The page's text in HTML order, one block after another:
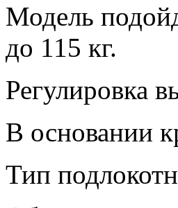
Модель
до 115 кг.
Регулировка
В основании
Тип